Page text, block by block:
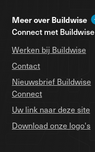
Meer over Buildwise
Connect met Buildwise
Werken bij Buildwise
Contact
Nieuwsbrief Buildwise
Connect
Uw link naar deze site
Download onze logo's